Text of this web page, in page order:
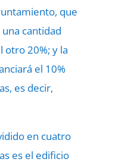
que
cantidad
otro 20%; y la
el 10%
es decir,
en cuatro
es el edificio